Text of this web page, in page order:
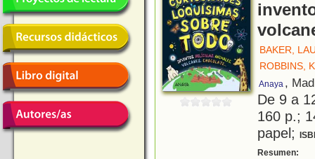
BAKER,
ROBBINS,
Anaya ,
De 9 a
160 p.;
papel;
Resumen: